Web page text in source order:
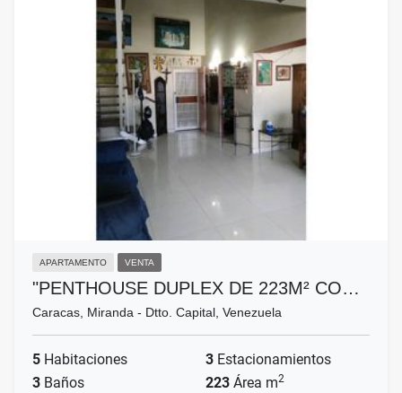
APARTAMENTO VENTA
"PENTHOUSE DUPLEX DE 223M² CO…
Caracas, Miranda - Dtto. Capital, Venezuela
5 Habitaciones 3 Estacionamientos
3 Baños 223 Área m2